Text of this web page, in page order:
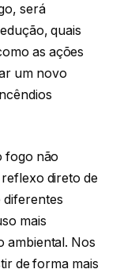
será
quais
as ações
um novo
fogo não
direto de
diferentes
mais
ambiental. Nos
de forma mais